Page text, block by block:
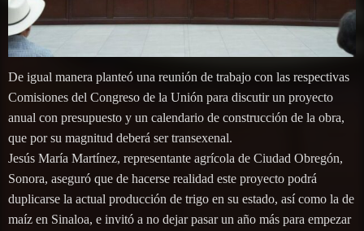
De igual manera planteó una reunión de trabajo con las respectivas
Comisiones del Congreso de la Unión para discutir un proyecto
anual con presupuesto y un calendario de construcción de la obra,
que por su magnitud deberá ser transexenal.
Jesús María Martínez, representante agrícola de Ciudad Obregón,
Sonora, aseguró que de hacerse realidad este proyecto podrá
duplicarse la actual producción de trigo en su estado, así como la de
maíz en Sinaloa, e invitó a no dejar pasar un año más para empezar